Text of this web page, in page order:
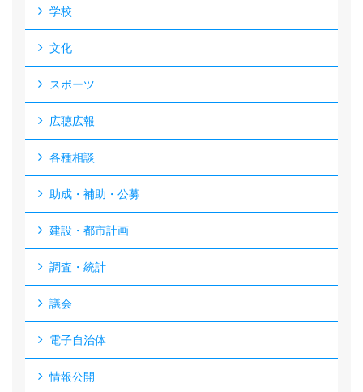
学校
文化
スポーツ
広聴広報
各種相談
助成・補助・公募
建設・都市計画
調査・統計
議会
電子自治体
情報公開